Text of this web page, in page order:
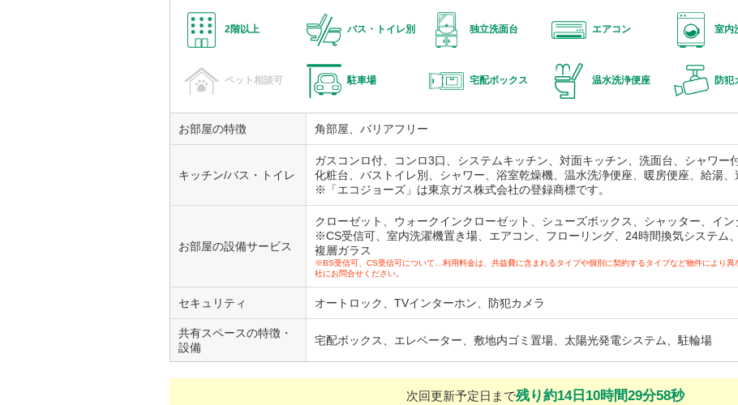
2階以上 バス・トイレ別 独立洗面台 エアコン 室内
ペット相談可 駐車場 宅配ボックス 温水洗浄便座 防犯
お部屋の特徴 角部屋、バリアフリー
キッチン/バス・トイレ
ガスコンロ付、コンロ3口、システムキッチン、対面キッチン、洗面台、シャワー
化粧台、バストイレ別、シャワー、浴室乾燥機、温水洗浄便座、暖房便座、給湯
※「エコジョーズ」は東京ガス株式会社の登録商標です。
お部屋の設備サービス
クローゼット、ウォークインクローゼット、シューズボックス、シャッター、イ
※CS受信可、室内洗濯機置き場、エアコン、フローリング、24時間換気システム
複層ガラス
※BS受信可、CS受信可について…利用料金は、共益費に含まれるタイプや個別に契約するタイプなど物件により異
社にお問合せください。
セキュリティ オートロック、TVインターホン、防犯カメラ
共有スペースの特徴・
設備
宅配ボックス、エレベーター、敷地内ゴミ置場、太陽光発電システム、駐輪場
次回更新予定日まで残り約14日10時間29分56秒